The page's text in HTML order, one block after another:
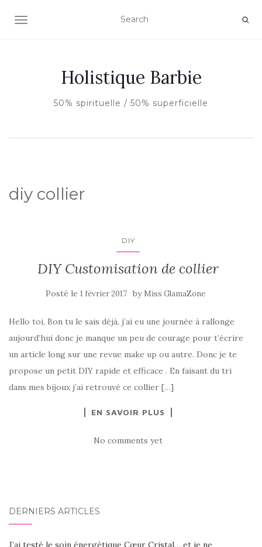
AFFICHER/MASQUER LA NAVIGATION
Holistique Barbie
50% spirituelle / 50% superficielle
diy collier
DIY
DIY Customisation de collier
Posté le 1 février 2017 by Miss GlamaZone
Hello toi, Bon tu le sais déjà, j’ai eu une journée à rallonge
aujourd’hui donc je manque un peu de courage pour t’écrire
un article long sur une revue make up ou autre. Donc je te
propose un petit DIY rapide et efficace . En faisant du tri
dans mes bijoux j’ai retrouvé ce collier […]
EN SAVOIR PLUS
No comments yet
DERNIERS ARTICLES
J’ai testé le soin énergétique Cœur Cristal… et je ne